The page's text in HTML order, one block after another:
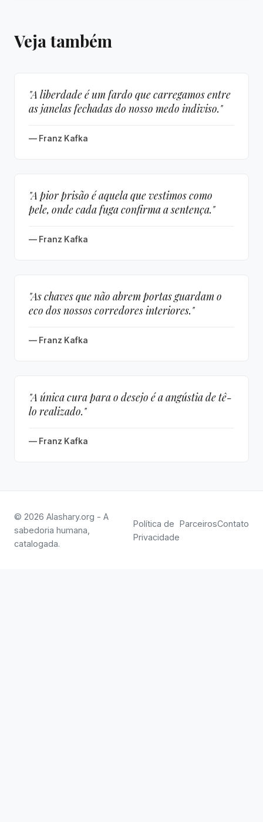
Veja também
"A liberdade é um fardo que carregamos entre
as janelas fechadas do nosso medo indiviso."
— Franz Kafka
"A pior prisão é aquela que vestimos como
pele, onde cada fuga confirma a sentença."
— Franz Kafka
"As chaves que não abrem portas guardam o
eco dos nossos corredores interiores."
— Franz Kafka
"A única cura para o desejo é a angústia de tê-
lo realizado."
— Franz Kafka
© 2026 Alashary.org - A
sabedoria humana,
catalogada.
Política de
Privacidade
ParceirosContato